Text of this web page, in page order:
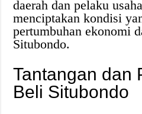
daerah dan pelaku
menciptakan kondisi
pertumbuhan ekonomi
Situbondo.
Tantangan dan
Beli Situbondo